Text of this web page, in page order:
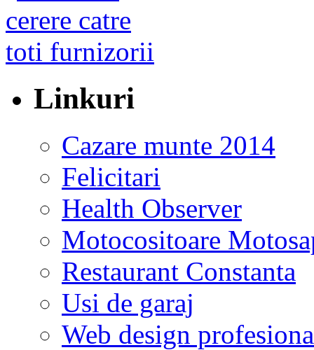
Linkuri
Cazare munte 2014
Felicitari
Health Observer
Motocositoare
Restaurant Constanta
Usi de garaj
Web design